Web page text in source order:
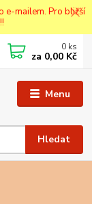
e-mailem. Pro bližší
Menu
Hledat
0 ks
za 0,00 Kč